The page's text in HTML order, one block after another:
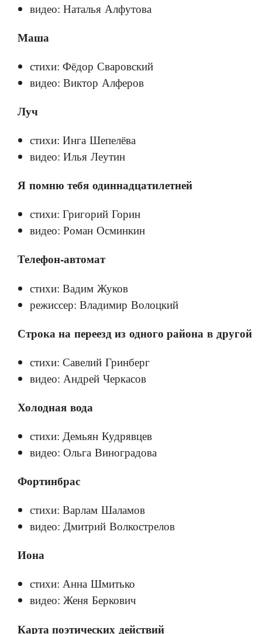
видео: Наталья Алфутова
Маша
стихи: Фёдор Сваровский
видео: Виктор Алферов
Луч
стихи: Инга Шепелёва
видео: Илья Леутин
Я помню тебя одиннадцатилетней
стихи: Григорий Горин
видео: Роман Осминкин
Телефон-автомат
стихи: Вадим Жуков
режиссер: Владимир Волоцкий
Строка на переезд из одного района в другой
стихи: Савелий Гринберг
видео: Андрей Черкасов
Холодная вода
стихи: Демьян Кудрявцев
видео: Ольга Виноградова
Фортинбрас
стихи: Варлам Шаламов
видео: Дмитрий Волкострелов
Иона
стихи: Анна Шмитько
видео: Женя Беркович
Карта поэтических действий